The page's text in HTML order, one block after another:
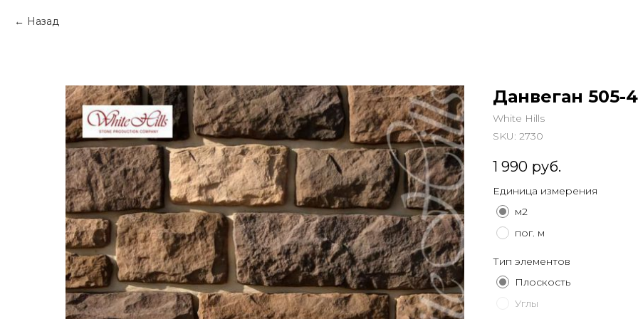
Назад
Данвеган 505-
White Hills
SKU: 2730
1 990 руб.
Единица измерения
м2
пог. м
Тип элементов
Плоскость
Углы